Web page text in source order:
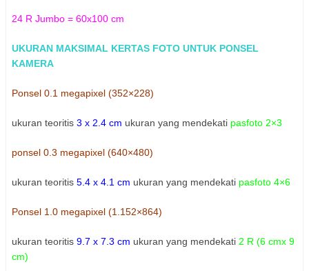
24 R Jumbo = 60x100 cm
UKURAN MAKSIMAL KERTAS FOTO UNTUK PONSEL
KAMERA
Ponsel 0.1 megapixel (352×228)
ukuran teoritis 3 x 2.4 cm ukuran yang mendekati pasfoto 2×3
ponsel 0.3 megapixel (640×480)
ukuran teoritis 5.4 x 4.1 cm ukuran yang mendekati pasfoto 4×6
Ponsel 1.0 megapixel (1.152×864)
ukuran teoritis 9.7 x 7.3 cm ukuran yang mendekati 2 R (6 cmx 9
cm)